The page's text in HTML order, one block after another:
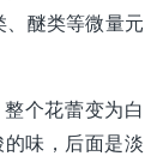
醚类等微量元
个花蕾变为白
味，后面是淡